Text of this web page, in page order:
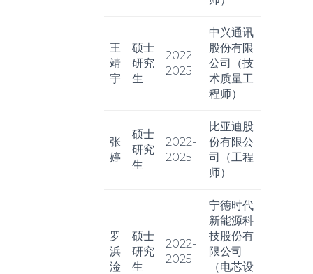
王
靖
宇
硕士
研究
生
2022-
2025
中兴通讯
股份有限
公司（技
术质量工
程师）
张
婷
硕士
研究
生
2022-
2025
比亚迪股
份有限公
司（工程
师）
罗
浜
淦
硕士
研究
生
2022-
2025
宁德时代
新能源科
技股份有
限公司
（电芯设